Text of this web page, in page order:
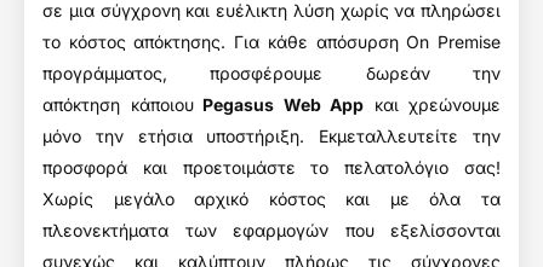
σε μια σύγχρονη και ευέλικτη λύση χωρίς να πληρώσει
το κόστος απόκτησης. Για κάθε απόσυρση On Premise
προγράμματος, προσφέρουμε δωρεάν την
απόκτηση κάποιουPegasus Web App και χρεώνουμε
μόνο την ετήσια υποστήριξη. Εκμεταλλευτείτε την
προσφορά και προετοιμάστε το πελατολόγιο σας!
Χωρίς μεγάλο αρχικό κόστος και με όλα τα
πλεονεκτήματα των εφαρμογών που εξελίσσονται
συνεχώς και καλύπτουν πλήρως τις σύγχρονες